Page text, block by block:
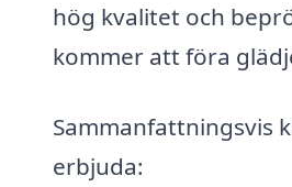
hög kvalitet och
kommer att föra
Sammanfattningsvis
erbjuda: